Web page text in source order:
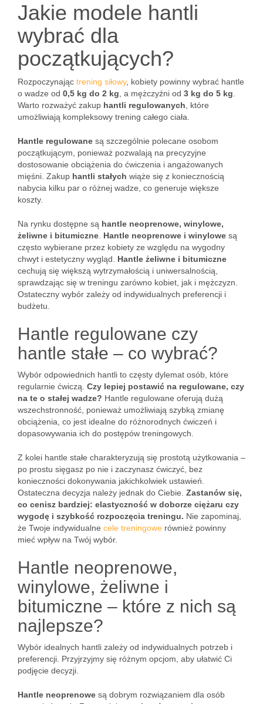
Jakie modele hantli
wybrać dla
początkujących?
Rozpoczynając trening siłowy, kobiety powinny wybrać hantle
o wadze od 0,5 kg do 2 kg , a mężczyźni od 3 kg do 5 kg
Warto rozważyć zakup hantli regulowanych , które
umożliwiają kompleksowy trening całego ciała.
Hantle regulowane są szczególnie polecane osobom
początkującym, ponieważ pozwalają na precyzyjne
dostosowanie obciążenia do ćwiczenia i angażowanych
mięśni. Zakup hantli stałych wiąże się z koniecznością
nabycia kilku par o różnej wadze, co generuje większe
koszty.
Na rynku dostępne są hantle neoprenowe, winylowe,
żeliwne i bitumiczne Hantle neoprenowe i winylowe są
często wybierane przez kobiety ze względu na wygodny
chwyt i estetyczny wygląd. Hantle żeliwne i bitumiczne
cechują się większą wytrzymałością i uniwersalnością,
sprawdzając się w treningu zarówno kobiet, jak i mężczyzn.
Ostateczny wybór zależy od indywidualnych preferencji i
budżetu.
Hantle regulowane czy
hantle stałe – co wybrać?
Wybór odpowiednich hantli to częsty dylemat osób, które
regularnie ćwiczą. Czy lepiej postawić na regulowane, czy
na te o stałej wadze? Hantle regulowane oferują dużą
wszechstronność, ponieważ umożliwiają szybką zmianę
obciążenia, co jest idealne do różnorodnych ćwiczeń i
dopasowywania ich do postępów treningowych.
Z kolei hantle stałe charakteryzują się prostotą użytkowania –
po prostu sięgasz po nie i zaczynasz ćwiczyć, bez
konieczności dokonywania jakichkolwiek ustawień.
Ostateczna decyzja należy jednak do Ciebie. Zastanów się,
co cenisz bardziej: elastyczność w doborze ciężaru czy
wygodę i szybkość rozpoczęcia treningu. Nie zapominaj,
że Twoje indywidualne cele treningowe również powinny
mieć wpływ na Twój wybór.
Hantle neoprenowe,
winylowe, żeliwne i
bitumiczne – które z nich są
najlepsze?
Wybór idealnych hantli zależy od indywidualnych potrzeb i
preferencji. Przyjrzyjmy się różnym opcjom, aby ułatwić Ci
podjęcie decyzji.
Hantle neoprenowe są dobrym rozwiązaniem dla osób